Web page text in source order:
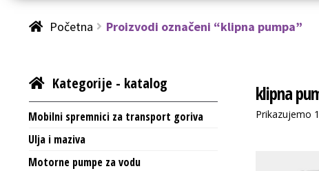
Početna Proizvodi označeni “klipna pumpa”
klipna
Prikazujemo
Kategorije - katalog
Mobilni spremnici za transport goriva
Ulja i maziva
Motorne pumpe za vodu